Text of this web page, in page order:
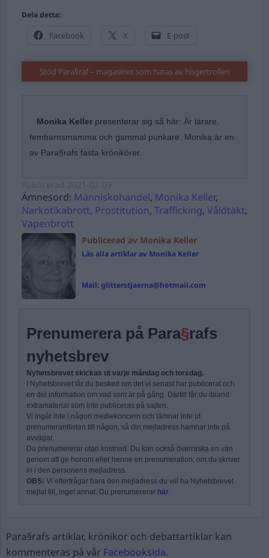
Dela detta:
Facebook X E-post
Stöd Para§raf – magasinet som hatas av högertrollen
Monika Keller presenterar sig så här: Är lärare,
fembarnsmamma och gammal punkare. Monika är en
av Para§rafs fasta krönikörer.
Ämnesord: Människohandel, Monika Keller,
Narkotikabrott, Prostitution, Trafficking, Våldtäkt,
Vapenbrott
Publicerad av Monika Keller
Läs alla artiklar av Monika Keller
Mail:glitterstjaerna@hotmail.com
Prenumerera på Para§rafs
nyhetsbrev
Nyhetsbrevet skickas ut varje måndag och torsdag.
I Nyhetsbrevet får du besked om det vi senast har publicerat och
en del information om vad som är på gång. Därtill får du ibland
extramaterial som inte publiceras på sajten.
Vi ingår inte i någon mediekoncern och lämnar inte ut
prenumerantlistan till någon, så din mejladress hamnar inte på
avvägar.
Du prenumererar utan kostnad. Du kan också överraska en vän
genom att ge honom eller henne en prenumeration, om du skriver
in i den personens mejladress.
OBS: Vi efterfrågar bara den mejladress du vill ha Nyhetsbrevet
mejlat till, inget annat. Du prenumererar här.
Para§rafs artiklar, krönikor och debattartiklar kan
kommenteras på vår Facebooksida.